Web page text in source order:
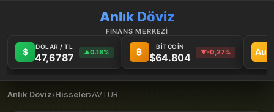
Anlık Döviz
FİNANS MERKEZİ
$ DOLAR / TL
47,6787 ▲0.18% ₿ BİTCOİN
$64.804 ▼-0,27% Au
Anlık Döviz›Hisseler›AVTUR